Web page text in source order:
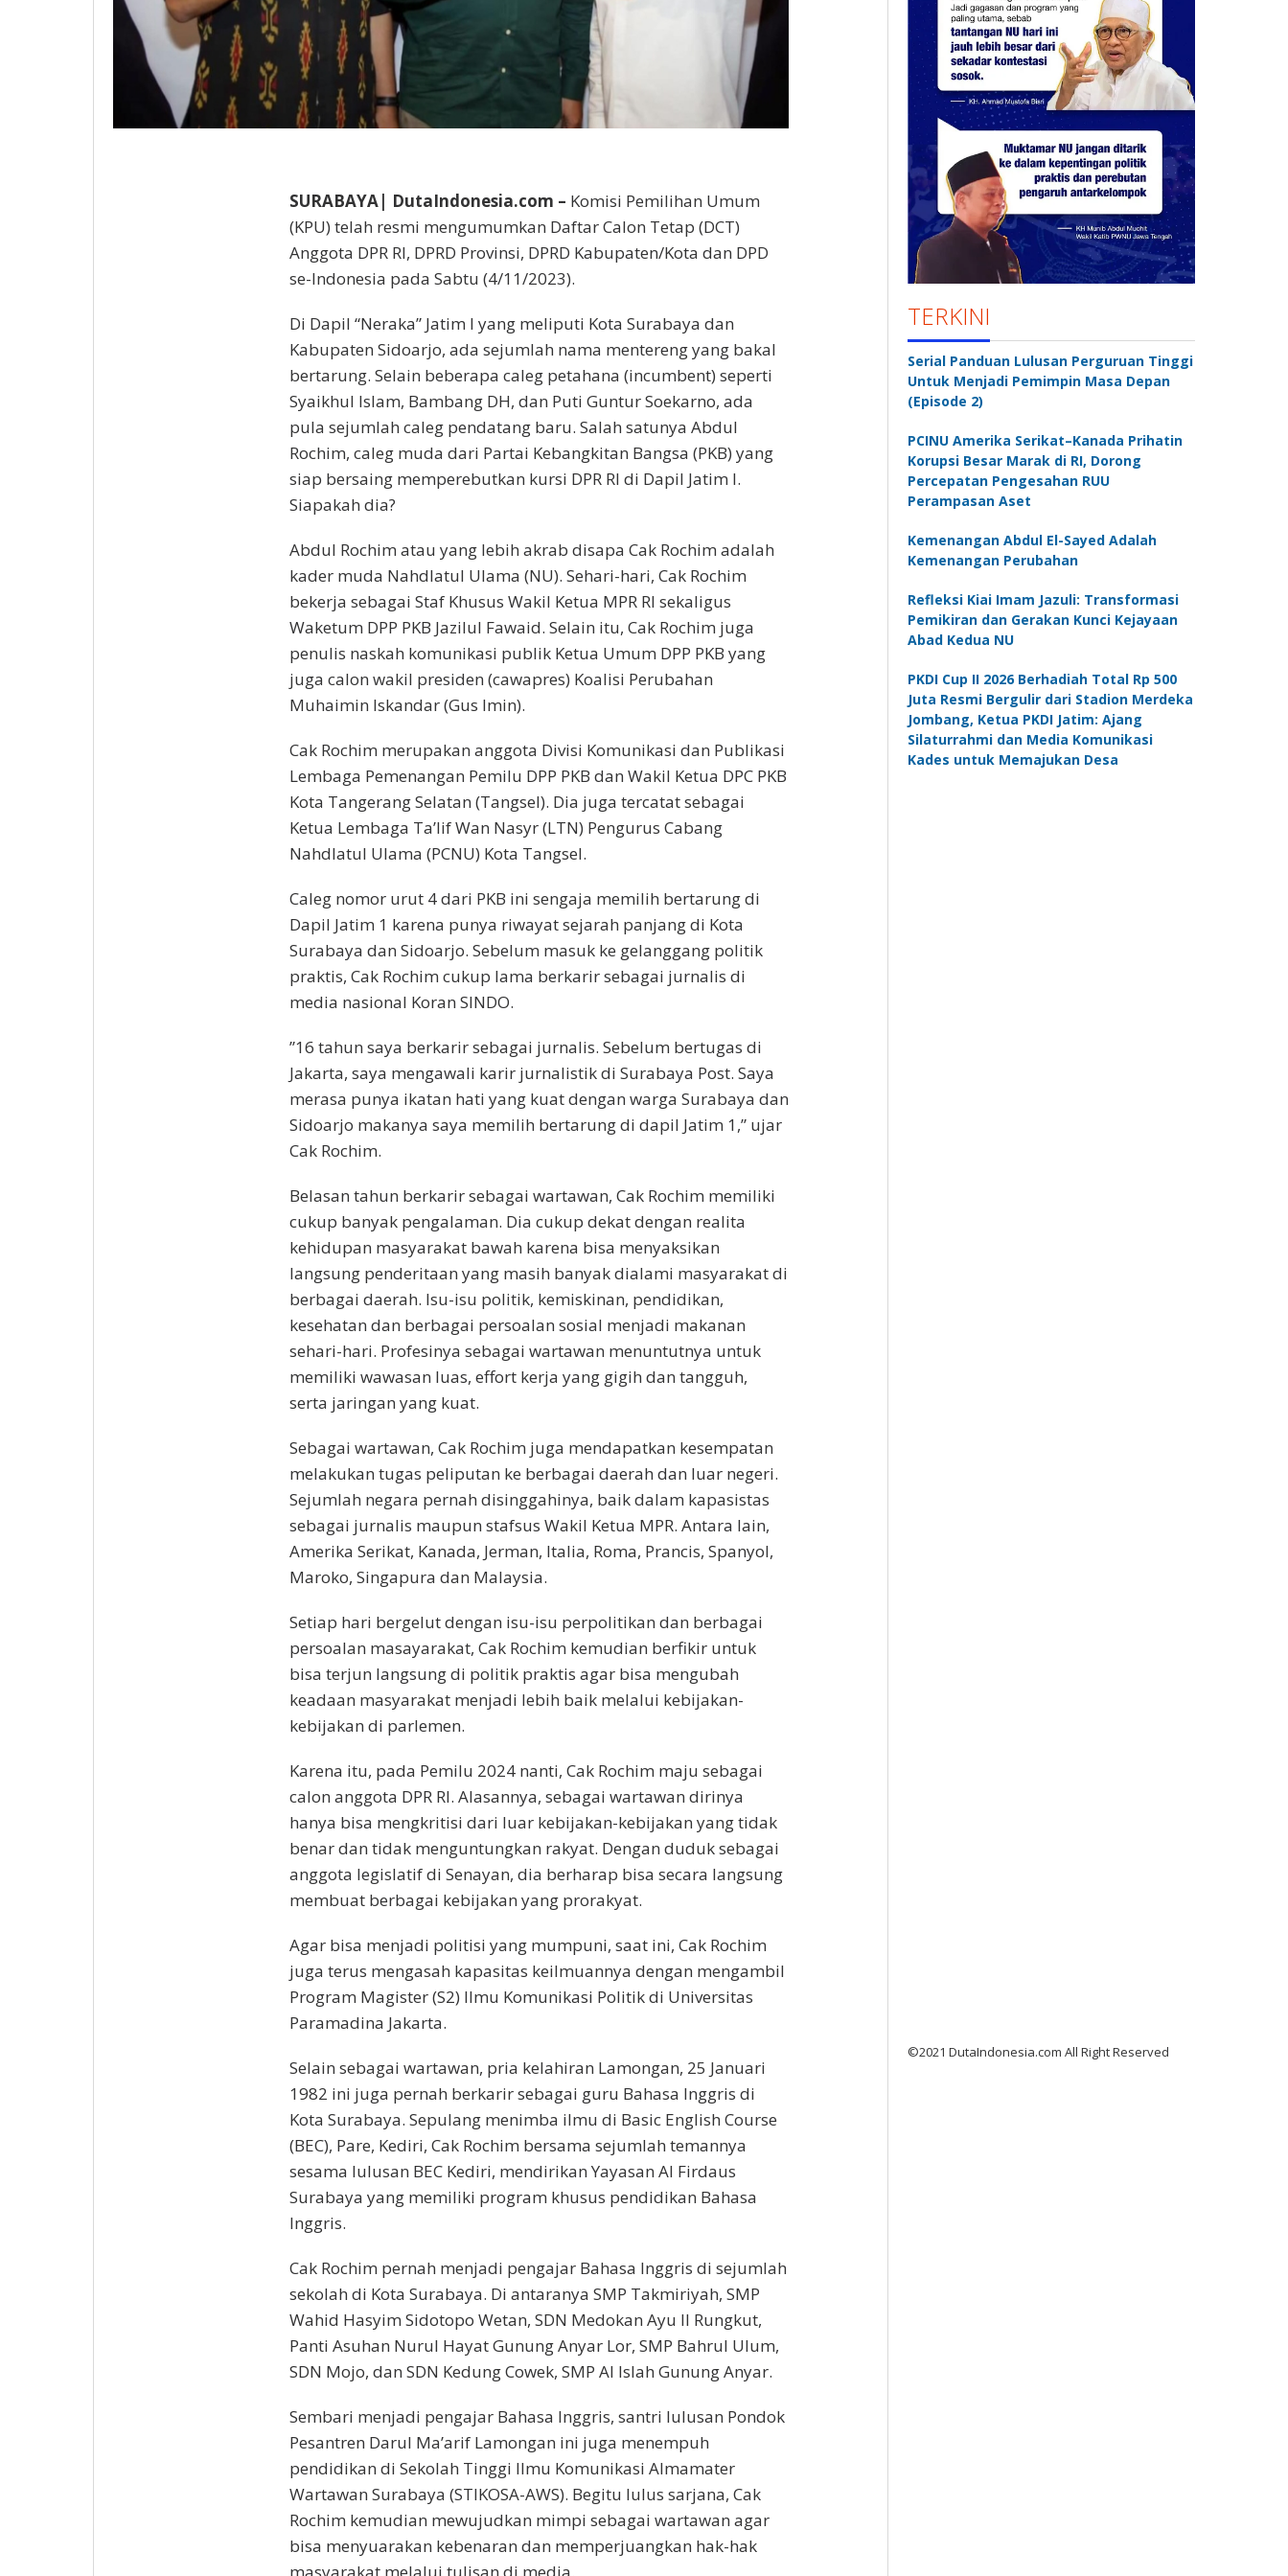
SURABAYA| DutaIndonesia.com – Komisi Pemilihan Umum
(KPU) telah resmi mengumumkan Daftar Calon Tetap (DCT)
Anggota DPR RI, DPRD Provinsi, DPRD Kabupaten/Kota dan DPD
se-Indonesia pada Sabtu (4/11/2023).
Di Dapil “Neraka” Jatim I yang meliputi Kota Surabaya dan
Kabupaten Sidoarjo, ada sejumlah nama mentereng yang bakal
bertarung. Selain beberapa caleg petahana (incumbent) seperti
Syaikhul Islam, Bambang DH, dan Puti Guntur Soekarno, ada
pula sejumlah caleg pendatang baru. Salah satunya Abdul
Rochim, caleg muda dari Partai Kebangkitan Bangsa (PKB) yang
siap bersaing memperebutkan kursi DPR RI di Dapil Jatim I.
Siapakah dia?
Abdul Rochim atau yang lebih akrab disapa Cak Rochim adalah
kader muda Nahdlatul Ulama (NU). Sehari-hari, Cak Rochim
bekerja sebagai Staf Khusus Wakil Ketua MPR RI sekaligus
Waketum DPP PKB Jazilul Fawaid. Selain itu, Cak Rochim juga
penulis naskah komunikasi publik Ketua Umum DPP PKB yang
juga calon wakil presiden (cawapres) Koalisi Perubahan
Muhaimin Iskandar (Gus Imin).
Cak Rochim merupakan anggota Divisi Komunikasi dan Publikasi
Lembaga Pemenangan Pemilu DPP PKB dan Wakil Ketua DPC PKB
Kota Tangerang Selatan (Tangsel). Dia juga tercatat sebagai
Ketua Lembaga Ta’lif Wan Nasyr (LTN) Pengurus Cabang
Nahdlatul Ulama (PCNU) Kota Tangsel.
Caleg nomor urut 4 dari PKB ini sengaja memilih bertarung di
Dapil Jatim 1 karena punya riwayat sejarah panjang di Kota
Surabaya dan Sidoarjo. Sebelum masuk ke gelanggang politik
praktis, Cak Rochim cukup lama berkarir sebagai jurnalis di
media nasional Koran SINDO.
”16 tahun saya berkarir sebagai jurnalis. Sebelum bertugas di
Jakarta, saya mengawali karir jurnalistik di Surabaya Post. Saya
merasa punya ikatan hati yang kuat dengan warga Surabaya dan
Sidoarjo makanya saya memilih bertarung di dapil Jatim 1,” ujar
Cak Rochim.
Belasan tahun berkarir sebagai wartawan, Cak Rochim memiliki
cukup banyak pengalaman. Dia cukup dekat dengan realita
kehidupan masyarakat bawah karena bisa menyaksikan
langsung penderitaan yang masih banyak dialami masyarakat di
berbagai daerah. Isu-isu politik, kemiskinan, pendidikan,
kesehatan dan berbagai persoalan sosial menjadi makanan
sehari-hari. Profesinya sebagai wartawan menuntutnya untuk
memiliki wawasan luas, effort kerja yang gigih dan tangguh,
serta jaringan yang kuat.
Sebagai wartawan, Cak Rochim juga mendapatkan kesempatan
melakukan tugas peliputan ke berbagai daerah dan luar negeri.
Sejumlah negara pernah disinggahinya, baik dalam kapasistas
sebagai jurnalis maupun stafsus Wakil Ketua MPR. Antara lain,
Amerika Serikat, Kanada, Jerman, Italia, Roma, Prancis, Spanyol,
Maroko, Singapura dan Malaysia.
Setiap hari bergelut dengan isu-isu perpolitikan dan berbagai
persoalan masayarakat, Cak Rochim kemudian berfikir untuk
bisa terjun langsung di politik praktis agar bisa mengubah
keadaan masyarakat menjadi lebih baik melalui kebijakan-
kebijakan di parlemen.
Karena itu, pada Pemilu 2024 nanti, Cak Rochim maju sebagai
calon anggota DPR RI. Alasannya, sebagai wartawan dirinya
hanya bisa mengkritisi dari luar kebijakan-kebijakan yang tidak
benar dan tidak menguntungkan rakyat. Dengan duduk sebagai
anggota legislatif di Senayan, dia berharap bisa secara langsung
membuat berbagai kebijakan yang prorakyat.
Agar bisa menjadi politisi yang mumpuni, saat ini, Cak Rochim
juga terus mengasah kapasitas keilmuannya dengan mengambil
Program Magister (S2) Ilmu Komunikasi Politik di Universitas
Paramadina Jakarta.
Selain sebagai wartawan, pria kelahiran Lamongan, 25 Januari
1982 ini juga pernah berkarir sebagai guru Bahasa Inggris di
Kota Surabaya. Sepulang menimba ilmu di Basic English Course
(BEC), Pare, Kediri, Cak Rochim bersama sejumlah temannya
sesama lulusan BEC Kediri, mendirikan Yayasan Al Firdaus
Surabaya yang memiliki program khusus pendidikan Bahasa
Inggris.
Cak Rochim pernah menjadi pengajar Bahasa Inggris di sejumlah
sekolah di Kota Surabaya. Di antaranya SMP Takmiriyah, SMP
Wahid Hasyim Sidotopo Wetan, SDN Medokan Ayu II Rungkut,
Panti Asuhan Nurul Hayat Gunung Anyar Lor, SMP Bahrul Ulum,
SDN Mojo, dan SDN Kedung Cowek, SMP Al Islah Gunung Anyar.
Sembari menjadi pengajar Bahasa Inggris, santri lulusan Pondok
Pesantren Darul Ma’arif Lamongan ini juga menempuh
pendidikan di Sekolah Tinggi Ilmu Komunikasi Almamater
Wartawan Surabaya (STIKOSA-AWS). Begitu lulus sarjana, Cak
Rochim kemudian mewujudkan mimpi sebagai wartawan agar
bisa menyuarakan kebenaran dan memperjuangkan hak-hak
masyarakat melalui tulisan di media.
TERKINI
Serial Panduan Lulusan Perguruan Tinggi
Untuk Menjadi Pemimpin Masa Depan
(Episode 2)
PCINU Amerika Serikat–Kanada Prihatin
Korupsi Besar Marak di RI, Dorong
Percepatan Pengesahan RUU
Perampasan Aset
Kemenangan Abdul El-Sayed Adalah
Kemenangan Perubahan
Refleksi Kiai Imam Jazuli: Transformasi
Pemikiran dan Gerakan Kunci Kejayaan
Abad Kedua NU
PKDI Cup II 2026 Berhadiah Total Rp 500
Juta Resmi Bergulir dari Stadion Merdeka
Jombang, Ketua PKDI Jatim: Ajang
Silaturrahmi dan Media Komunikasi
Kades untuk Memajukan Desa
©2021 DutaIndonesia.com All Right Reserved